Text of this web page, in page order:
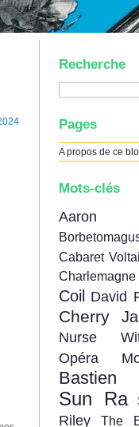
Recherche
Pages
A propos de ce
Mots-clés
Aaron
Cabaret
Coil David
Cherry
Nurse
Opéra
Bastien
Sun Ra
Riley
The